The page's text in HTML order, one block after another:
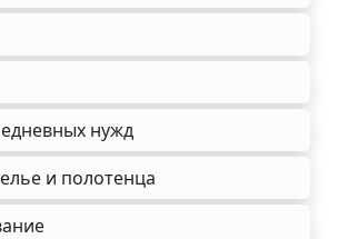
нужд
и полотенца